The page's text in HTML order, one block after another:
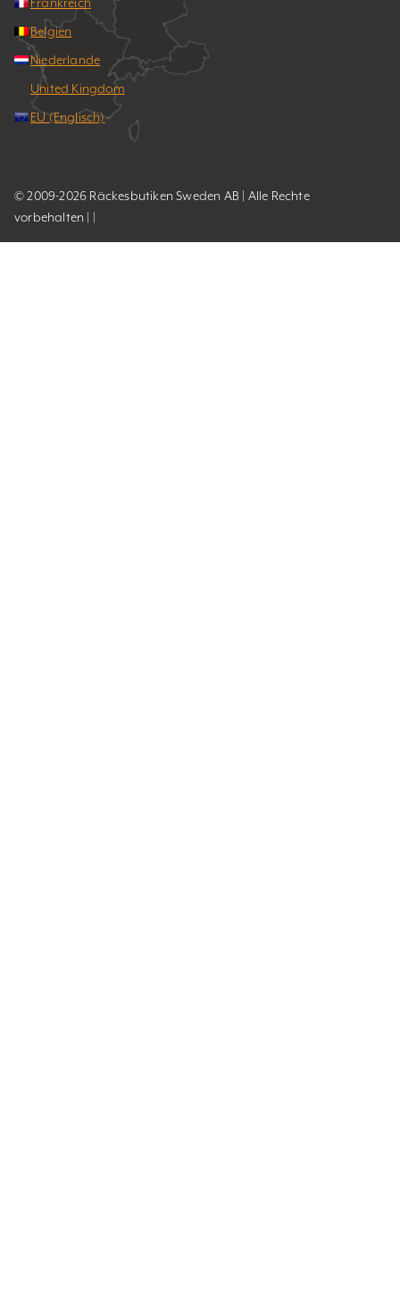
Belgien
Niederlande
United Kingdom
EU (Englisch)
© 2009-2026 Räckesbutiken Sweden AB | Alle Rechte
vorbehalten | |